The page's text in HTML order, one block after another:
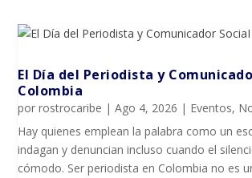
El Día del Periodista y
Colombia
porrostrocaribe |Ago 4, 2026 | Eventos,
Hay quienes emplean la palabra como un
indagan y denuncian incluso cuando el
cómodo. Ser periodista en Colombia no es